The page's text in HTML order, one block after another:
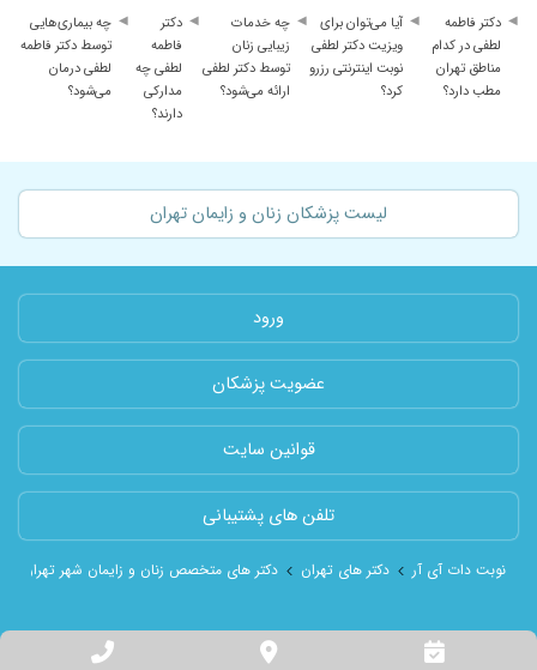
دکتر فاطمه
لطفی در کدام
مناطق تهران
مطب دارد؟
آیا می‌توان برای
ویزیت دکتر لطفی
نوبت اینترنتی رزرو
کرد؟
چه خدمات
زیبایی زنان
توسط دکتر لطفی
ارائه می‌شود؟
دکتر
فاطمه
لطفی چه
مدارکی
دارند؟
چه بیماری‌هایی
توسط دکتر فاطمه
لطفی درمان
می‌شود؟
لیست پزشکان زنان و زایمان تهران
ورود
عضویت پزشکان
قوانین سایت
تلفن های پشتیبانی
نوبت دات آی آر دکتر های تهران دکتر های متخصص زنان و زایمان شهر تهران